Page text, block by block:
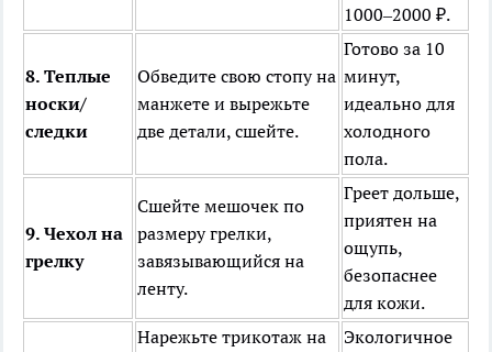
1000–2000 ₽.
8. Теплые
носки/
следки
Обведите свою стопу на
манжете и вырежьте
две детали, сшейте.
Готово за 10
минут,
идеально для
холодного
пола.
9. Чехол на
грелку
Сшейте мешочек по
размеру грелки,
завязывающийся на
ленту.
Греет дольше,
приятен на
ощупь,
безопаснее
для кожи.
Нарежьте трикотаж на
Экологичное